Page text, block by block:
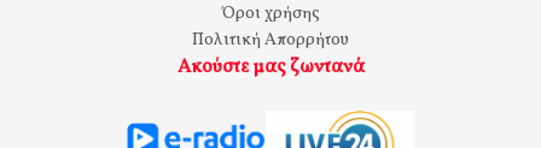
Όροι χρήσης
Πολιτική Απορρήτου
Ακούστε μας ζωντανά